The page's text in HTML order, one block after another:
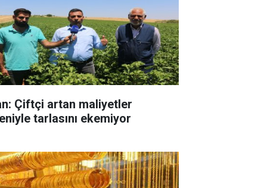
Çiftçi artan maliyetler
tarlasını ekemiyor